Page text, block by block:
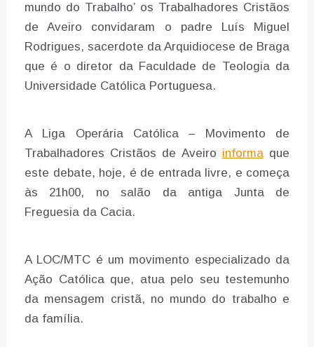
mundo do Trabalho’ os Trabalhadores Cristãos
de Aveiro convidaram o padre Luís Miguel
Rodrigues, sacerdote da Arquidiocese de Braga
que é o diretor da Faculdade de Teologia da
Universidade Católica Portuguesa.
A Liga Operária Católica – Movimento de
Trabalhadores Cristãos de Aveiro informaque
este debate, hoje, é de entrada livre, e começa
às 21h00, no salão da antiga Junta de
Freguesia da Cacia.
A LOC/MTC é um movimento especializado da
Ação Católica que, atua pelo seu testemunho
da mensagem cristã, no mundo do trabalho e
da família.